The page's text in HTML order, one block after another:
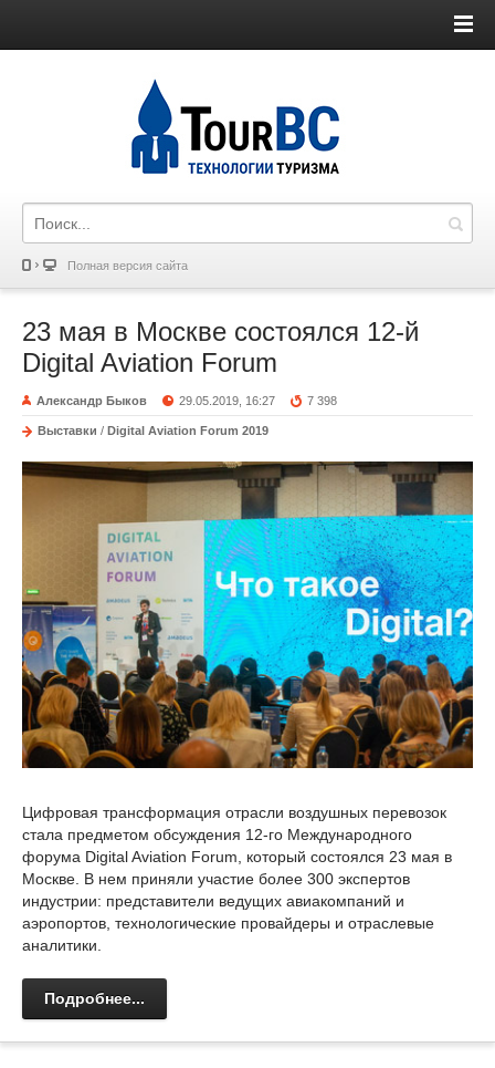
Полная версия сайта
23 мая в Москве состоялся 12-й
Digital Aviation Forum
Александр Быков 29.05.2019, 16:27 7 398
Выставки / Digital Aviation Forum 2019
Цифровая трансформация отрасли воздушных перевозок
стала предметом обсуждения 12-го Международного
форума Digital Aviation Forum, который состоялся 23 мая в
Москве. В нем приняли участие более 300 экспертов
индустрии: представители ведущих авиакомпаний и
аэропортов, технологические провайдеры и отраслевые
аналитики.
Подробнее...